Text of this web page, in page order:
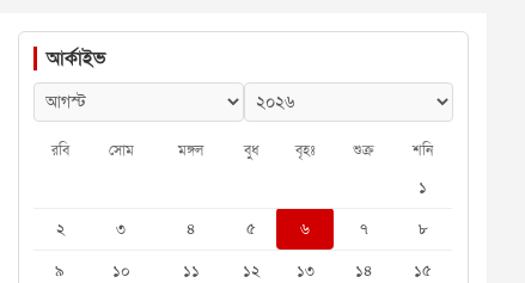
আর্কাইভ
রবি সোম মঙ্গল বুধ বৃহঃ শুক্র শনি
১
২
৩ ৪ ৫ ৬ ৭
৮
৯
১০ ১১ ১২ ১৩ ১৪
১৫